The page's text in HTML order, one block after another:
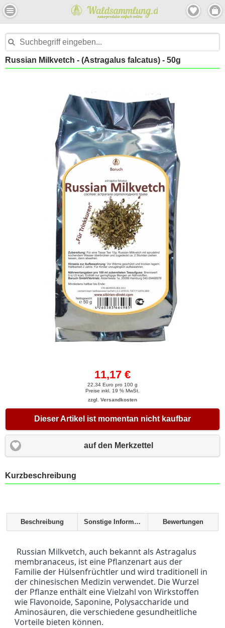
Russian Milkvetch - (Astragalus falcatus) - 50g
11,17 €
22,34 Euro pro 100 g
Preise inkl. 19 % MwSt.
zzgl. Versandkosten
Dieser Artikel ist momentan nicht kaufbar
auf den Merkzettel
Kurzbeschreibung
Beschreibung Sonstige Informationen Bewertungen
membranaceus, ist eine Pflanzenart aus der
Familie der Hülsenfrüchtler und wird traditionell in
der chinesischen Medizin verwendet. Die Wurzel
der Pflanze enthält eine Vielzahl von Wirkstoffen
wie Flavonoide, Saponine, Polysaccharide und
Aminosäuren, die verschiedene gesundheitliche
Vorteile bieten können.